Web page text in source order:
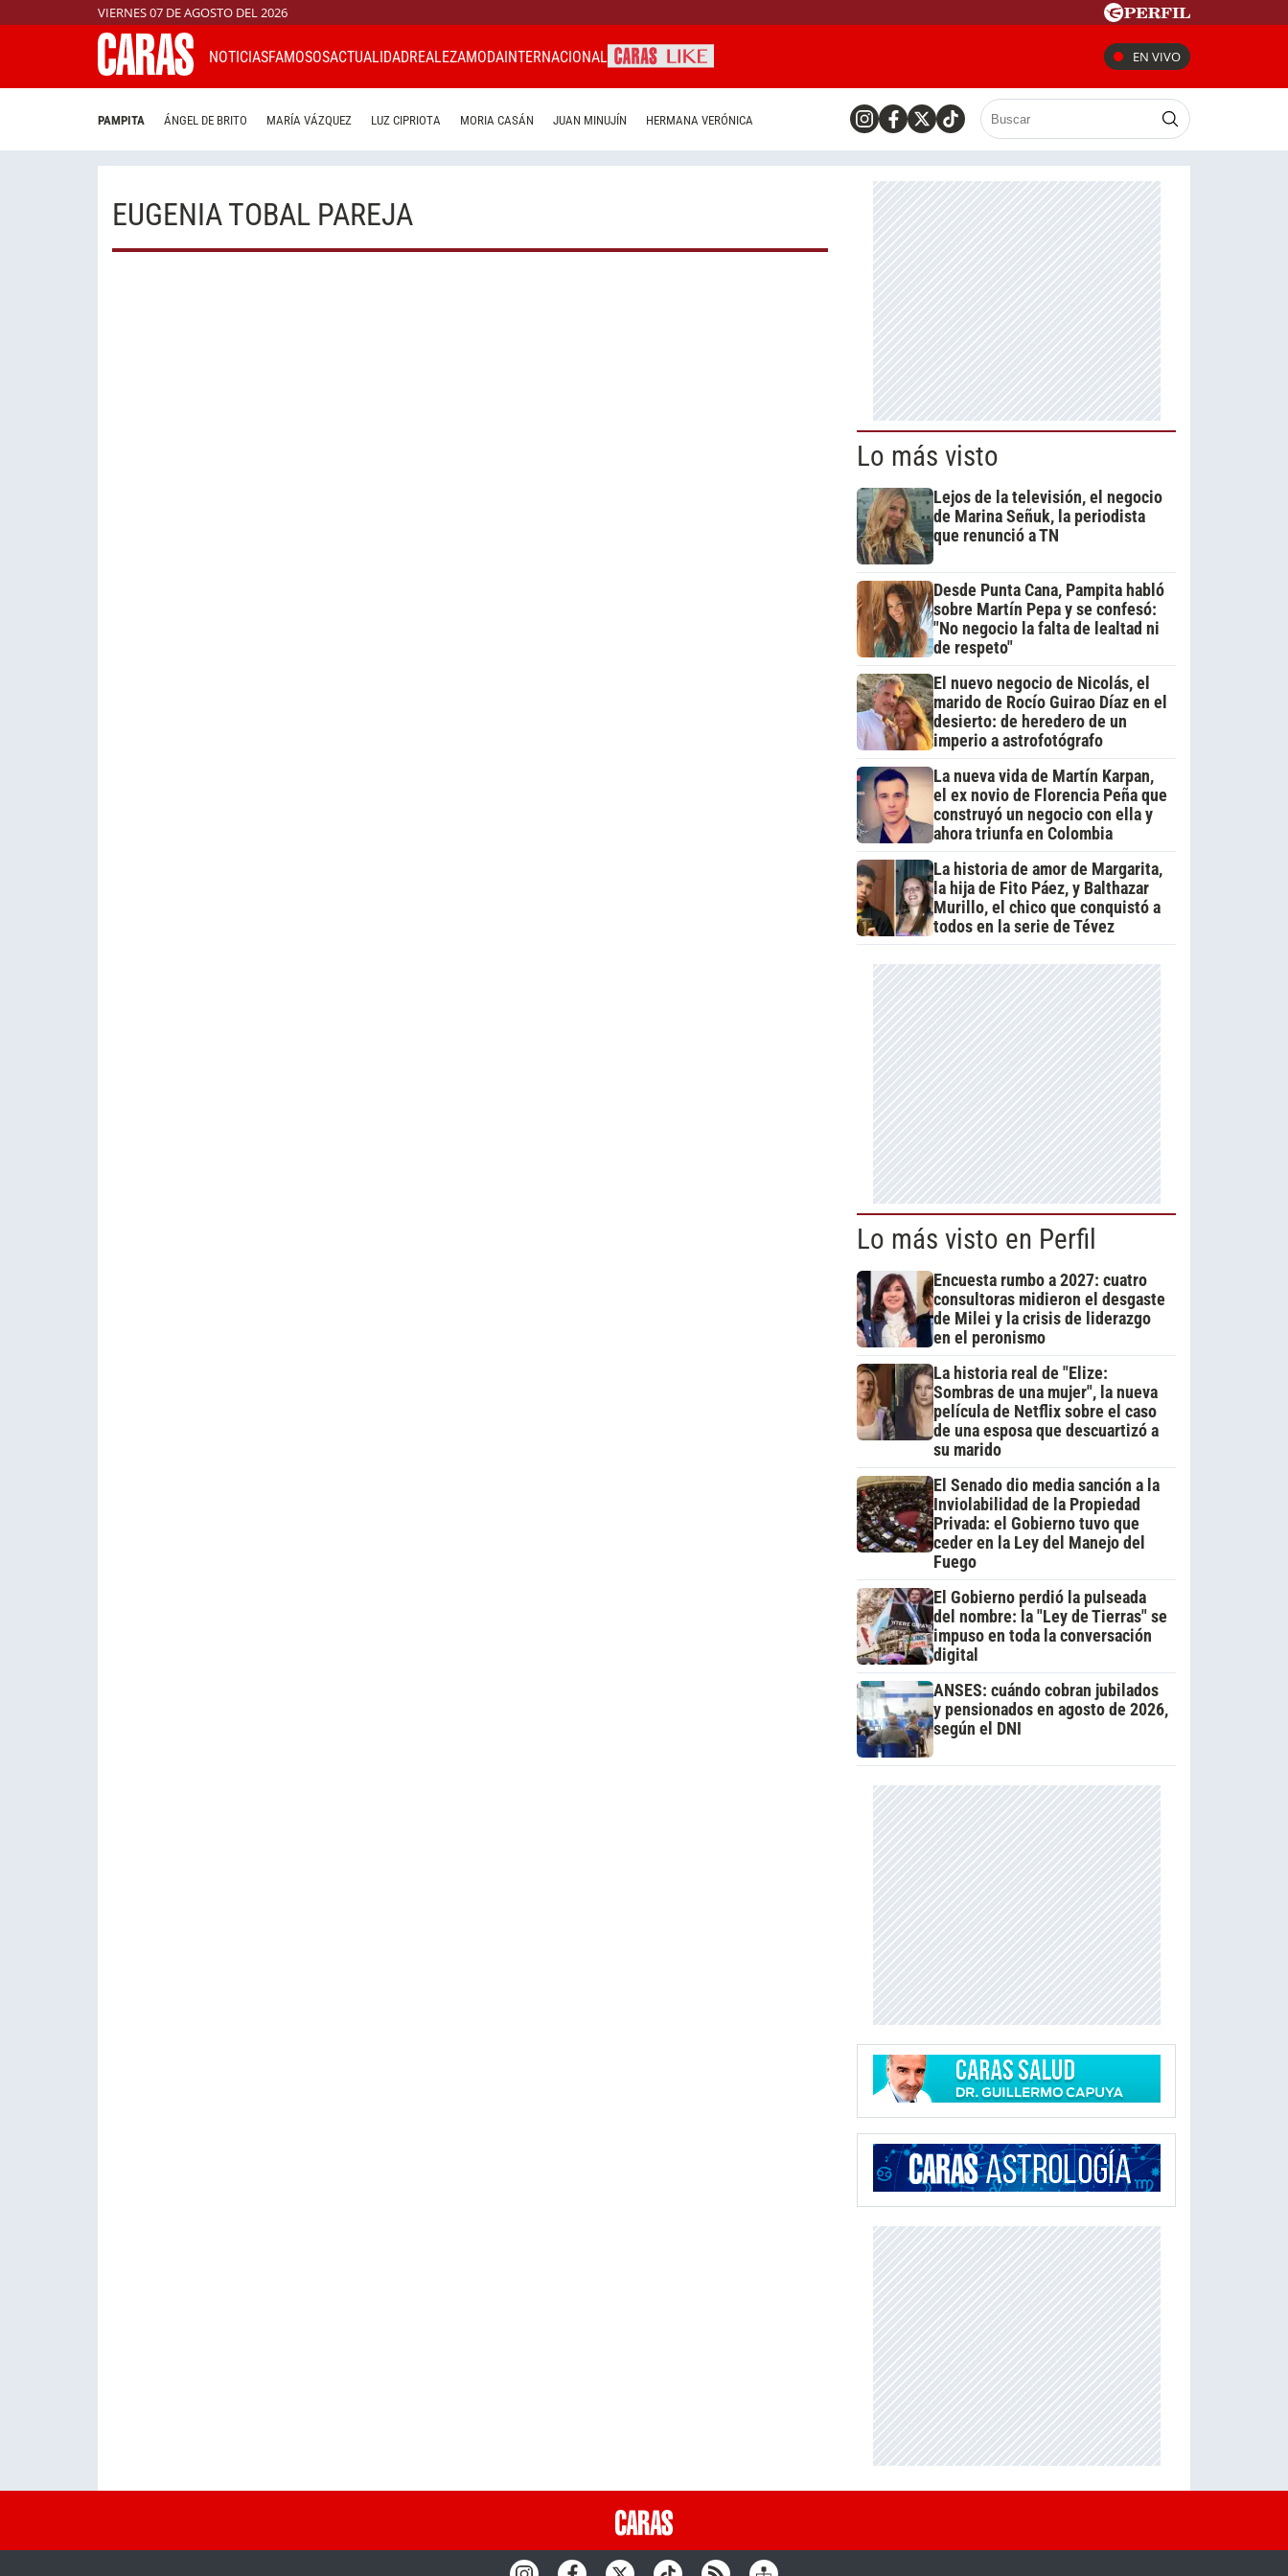
VIERNES 07 DE AGOSTO DEL 2026
NOTICIASFAMOSOSACTUALIDADREALEZAMODAINTERNACIONAL EN VIVO
PAMPITA ÁNGEL DE BRITO MARÍA VÁZQUEZ LUZ CIPRIOTA MORIA CASÁN JUAN MINUJÍN HERMANA VERÓNICA
EUGENIA TOBAL PAREJA
Lo más visto
Lejos de la televisión, el negocio
de Marina Señuk, la periodista
que renunció a TN
Desde Punta Cana, Pampita habló
sobre Martín Pepa y se confesó:
"No negocio la falta de lealtad ni
de respeto"
El nuevo negocio de Nicolás, el
marido de Rocío Guirao Díaz en el
desierto: de heredero de un
imperio a astrofotógrafo
La nueva vida de Martín Karpan,
el ex novio de Florencia Peña que
construyó un negocio con ella y
ahora triunfa en Colombia
La historia de amor de Margarita,
la hija de Fito Páez, y Balthazar
Murillo, el chico que conquistó a
todos en la serie de Tévez
Lo más visto en Perfil
Encuesta rumbo a 2027: cuatro
consultoras midieron el desgaste
de Milei y la crisis de liderazgo
en el peronismo
La historia real de "Elize:
Sombras de una mujer", la nueva
película de Netflix sobre el caso
de una esposa que descuartizó a
su marido
El Senado dio media sanción a la
Inviolabilidad de la Propiedad
Privada: el Gobierno tuvo que
ceder en la Ley del Manejo del
Fuego
El Gobierno perdió la pulseada
del nombre: la "Ley de Tierras" se
impuso en toda la conversación
digital
ANSES: cuándo cobran jubilados
y pensionados en agosto de 2026,
según el DNI